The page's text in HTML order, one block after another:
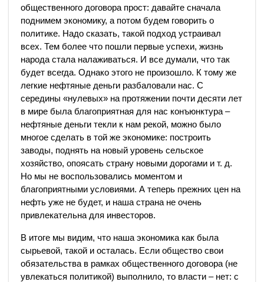
общественного договора прост: давайте сначала
поднимем экономику, а потом будем говорить о
политике. Надо сказать, такой подход устраивал
всех. Тем более что пошли первые успехи, жизнь
народа стала налаживаться. И все думали, что так
будет всегда. Однако этого не произошло. К тому же
легкие нефтяные деньги разбаловали нас. С
середины «нулевых» на протяжении почти десяти лет
в мире была благоприятная для нас конъюнктура –
нефтяные деньги текли к нам рекой, можно было
многое сделать в той же экономике: построить
заводы, поднять на новый уровень сельское
хозяйство, опоясать страну новыми дорогами и т. д.
Но мы не воспользовались моментом и
благоприятными условиями. А теперь прежних цен на
нефть уже не будет, и наша страна не очень
привлекательна для инвесторов.
В итоге мы видим, что наша экономика как была
сырьевой, такой и осталась. Если общество свои
обязательства в рамках общественного договора (не
увлекаться политикой) выполнило, то власти – нет: с